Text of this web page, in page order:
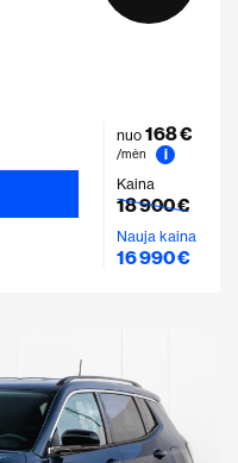
nuo 168 €
/mėn
i
Kaina
18 900 €
Nauja kaina
16 990 €